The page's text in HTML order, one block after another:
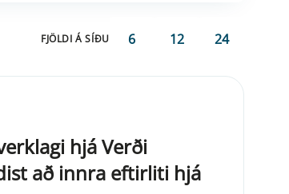
FJÖLDI Á SÍÐU 6 12 24
hjá Verði
að innra eftirliti hjá